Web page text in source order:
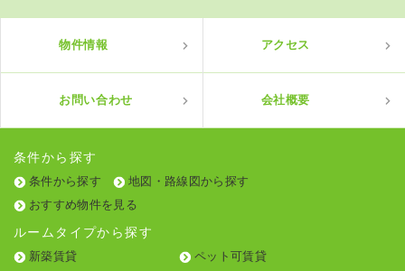
物件情報 アクセス
お問い合わせ 会社概要
条件から探す
条件から探す
地図・路線図から探す
おすすめ物件を見る
ルームタイプから探す
新築賃貸 ペット可賃貸